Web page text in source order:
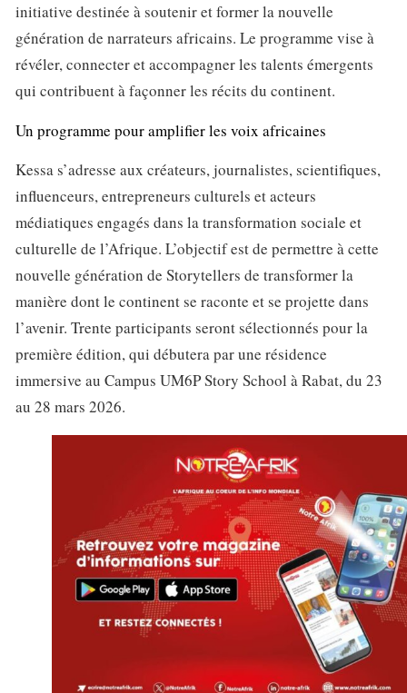
initiative destinée à soutenir et former la nouvelle
génération de narrateurs africains. Le programme vise à
révéler, connecter et accompagner les talents émergents
qui contribuent à façonner les récits du continent.
Un programme pour amplifier les voix africaines
Kessa s’adresse aux créateurs, journalistes, scientifiques,
influenceurs, entrepreneurs culturels et acteurs
médiatiques engagés dans la transformation sociale et
culturelle de l’Afrique. L’objectif est de permettre à cette
nouvelle génération de Storytellers de transformer la
manière dont le continent se raconte et se projette dans
l’avenir. Trente participants seront sélectionnés pour la
première édition, qui débutera par une résidence
immersive au Campus UM6P Story School à Rabat, du 23
au 28 mars 2026.